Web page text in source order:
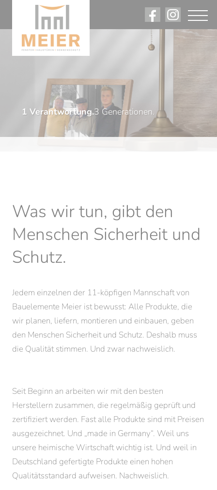
3 Generationen.
1 Verantwortung.
Was wir tun, gibt den
Menschen Sicherheit und
Schutz.
Jedem einzelnen der 11-köpfigen Mannschaft von
Bauelemente Meier ist bewusst: Alle Produkte, die
wir planen, liefern, montieren und einbauen, geben
den Menschen Sicherheit und Schutz. Deshalb muss
die Qualität stimmen. Und zwar nachweislich.
Seit Beginn an arbeiten wir mit den besten
Herstellern zusammen, die regelmäßig geprüft und
zertifiziert werden. Fast alle Produkte sind mit Preisen
ausgezeichnet. Und „made in Germany“. Weil uns
unsere heimische Wirtschaft wichtig ist. Und weil in
Deutschland gefertigte Produkte einen hohen
Qualitätsstandard aufweisen. Nachweislich.